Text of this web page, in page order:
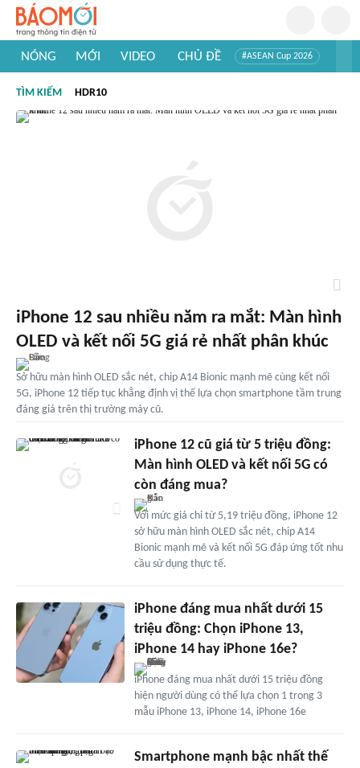
NÓNG MỚI VIDEO CHỦ ĐỀ #ASEAN Cup 2026
#Khám phá thế giới
TÌM KIẾM HDR10
iPhone 12 sau nhiều năm ra mắt: Màn hình
OLED và kết nối 5G giá rẻ nhất phân khúc
Sở hữu màn hình OLED sắc nét, chip A14 Bionic mạnh mẽ cùng kết nối
5G, iPhone 12 tiếp tục khẳng định vị thế lựa chọn smartphone tầm trung
đáng giá trên thị trường máy cũ.
iPhone 12 cũ giá từ 5 triệu đồng:
Màn hình OLED và kết nối 5G có
còn đáng mua?
Với mức giá chỉ từ 5,19 triệu đồng, iPhone 12
sở hữu màn hình OLED sắc nét, chip A14
Bionic mạnh mẽ và kết nối 5G đáp ứng tốt nhu
cầu sử dụng thực tế.
iPhone đáng mua nhất dưới 15
triệu đồng: Chọn iPhone 13,
iPhone 14 hay iPhone 16e?
iPhone đáng mua nhất dưới 15 triệu đồng
hiện người dùng có thể lựa chọn 1 trong 3
mẫu iPhone 13, iPhone 14, iPhone 16e
Smartphone mạnh bậc nhất thế